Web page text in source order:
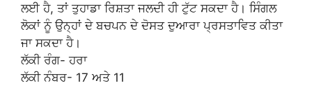
ਲਈ ਹੈ, ਤਾਂ ਤੁਹਾਡਾ ਰਿਸ਼ਤਾ ਜਲਦੀ ਹੀ ਟੁੱਟ ਸਕਦਾ ਹੈ। ਸਿੰਗਲ
ਲੋਕਾਂ ਨੂੰ ਉਨ੍ਹਾਂ ਦੇ ਬਚਪਨ ਦੇ ਦੋਸਤ ਦੁਆਰਾ ਪ੍ਰਸਤਾਵਿਤ ਕੀਤਾ
ਜਾ ਸਕਦਾ ਹੈ।
ਲੱਕੀ ਰੰਗ- ਹਰਾ
ਲੱਕੀ ਨੰਬਰ- 17 ਅਤੇ 11